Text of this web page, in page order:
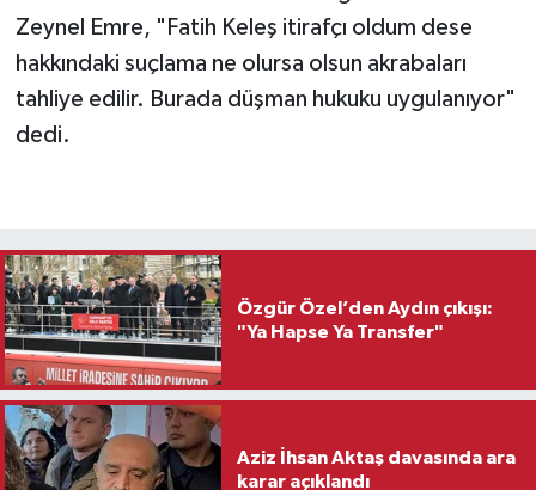
Zeynel Emre, "Fatih Keleş itirafçı oldum dese
hakkındaki suçlama ne olursa olsun akrabaları
tahliye edilir. Burada düşman hukuku uygulanıyor"
dedi.
Özgür Özel’den Aydın çıkışı:
"Ya Hapse Ya Transfer"
Aziz İhsan Aktaş davasında ara
karar açıklandı